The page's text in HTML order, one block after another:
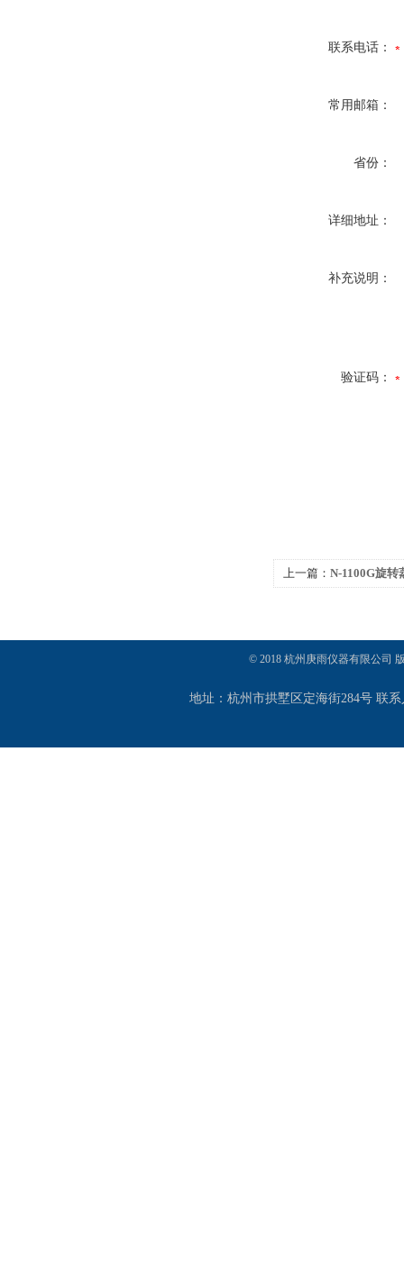
联系电话：
常用邮箱：
省份：
详细地址：
补充说明：
验证码：
上一篇： N-1100G旋转
© 2018 杭州庚雨仪器有限公司
地址：杭州市拱墅区定海街284号 联